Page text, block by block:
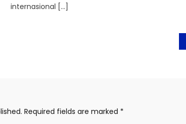
internasional […]
Required fields are marked *